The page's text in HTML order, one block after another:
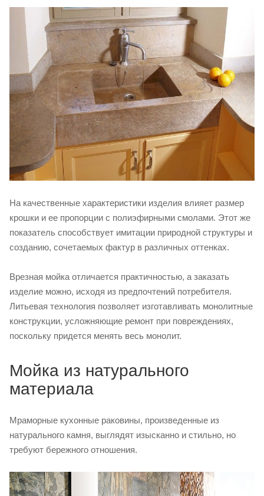
На качественные характеристики изделия влияет размер
крошки и ее пропорции с полиэфирными смолами. Этот же
показатель способствует имитации природной структуры и
созданию, сочетаемых фактур в различных оттенках.
Врезная мойка отличается практичностью, а заказать
изделие можно, исходя из предпочтений потребителя.
Литьевая технология позволяет изготавливать монолитные
конструкции, усложняющие ремонт при повреждениях,
поскольку придется менять весь монолит.
Мойка из натурального
материала
Мраморные кухонные раковины, произведенные из
натурального камня, выглядят изысканно и стильно, но
требуют бережного отношения.